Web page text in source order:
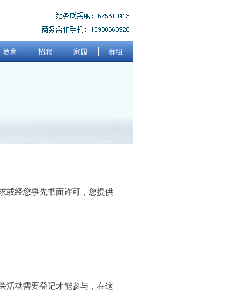
教育 招聘 家园 群组
或经您事先书面许可，您提供
活动需要登记才能参与，在这